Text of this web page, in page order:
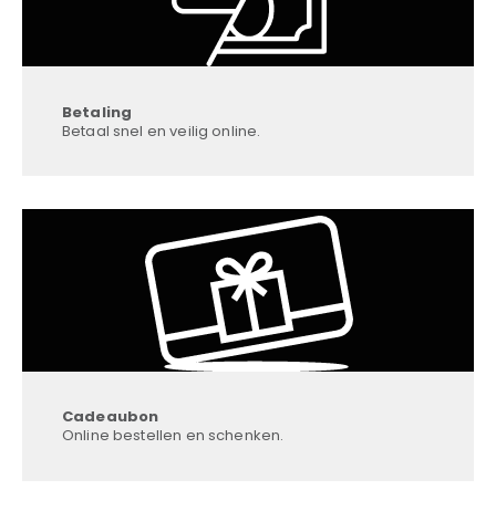
Betaling
Betaal snel en veilig online.
Cadeaubon
Online bestellen en schenken.